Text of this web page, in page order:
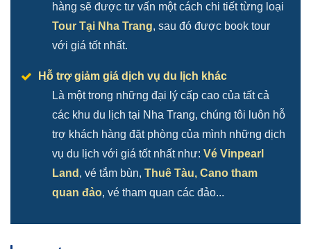
hàng sẽ được tư vấn một cách chi tiết từng loại
Tour Tại Nha Trang, sau đó được book tour
với giá tốt nhất.
Hỗ trợ giảm giá dịch vụ du lịch khác
Là một trong những đại lý cấp cao của tất cả
các khu du lịch tại Nha Trang, chúng tôi luôn hỗ
trợ khách hàng đặt phòng của mình những dịch
vụ du lịch với giá tốt nhất như: Vé Vinpearl
Land , vé tắm bùn, Thuê Tàu, Cano tham
quan đảo, vé tham quan các đảo...